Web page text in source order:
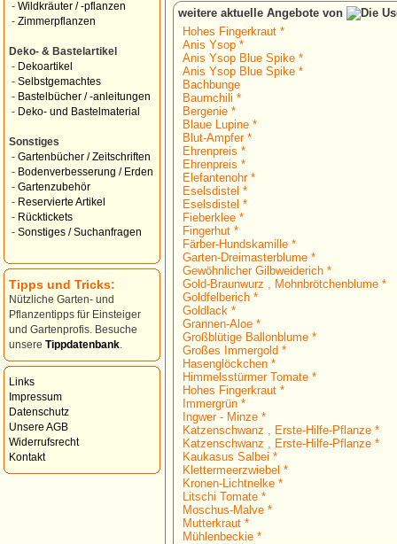
- Wildkräuter / -pflanzen
- Zimmerpflanzen
Deko- & Bastelartikel
- Dekoartikel
- Selbstgemachtes
- Bastelbücher / -anleitungen
- Deko- und Bastelmaterial
Sonstiges
- Gartenbücher / Zeitschriften
- Bodenverbesserung / Erden
- Gartenzubehör
- Reservierte Artikel
- Rücktickets
- Sonstiges / Suchanfragen
Tipps und Tricks:
Nützliche Garten- und
Pflanzentipps für Einsteiger
und Gartenprofis. Besuche
unsere Tippdatenbank
Links
Impressum
Datenschutz
Unsere AGB
Widerrufsrecht
Kontakt
weitere aktuelle Angebote von
Hohes Fingerkraut *
Anis Ysop *
Anis Ysop Blue Spike *
Anis Ysop Blue Spike *
Bachbunge
Baumchili *
Bergenie *
Blaue Lupine *
Blut-Ampfer *
Ehrenpreis *
Ehrenpreis *
Elefantenohr *
Eselsdistel *
Eselsdistel *
Fieberklee *
Fingerhut *
Färber-Hundskamille *
Garten-Dreimasterblume *
Gewöhnlicher Gilbweiderich *
Gold-Braunwurz , Mohnbrötchenblume *
Goldfelberich *
Goldlack *
Grannen-Aloe *
Großblütige Ballonblume *
Großes Immergold *
Hasenglöckchen *
Himmelsstürmer Tomate *
Hohes Fingerkraut *
Immergrün *
Ingwer - Minze *
Katzenschwanz , Erste-Hilfe-Pflanze *
Katzenschwanz , Erste-Hilfe-Pflanze *
Kaukasus Salbei *
Klettermeerzwiebel *
Kronen-Lichtnelke *
Litschi Tomate *
Moschus-Malve *
Mutterkraut *
Mühlenbeckie *